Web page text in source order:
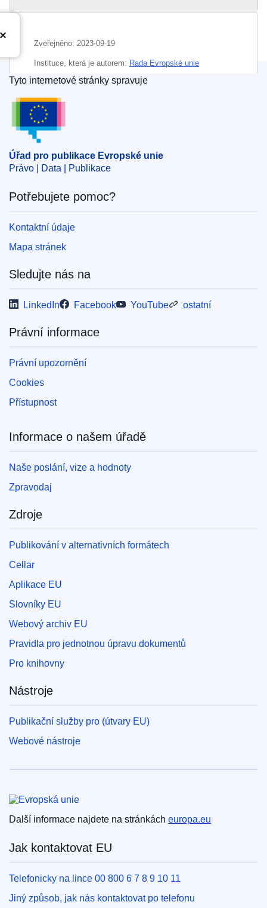
Zveřejněno: 2023-09-19
Instituce, která je autorem: Rada Evropské unie
IMMC : ST 12129 2023 INIT
Úřad pro publikace Evropské unie
Tyto internetové stránky spravuje
Úřad pro publikace Evropské unie
Právo | Data | Publikace
Potřebujete pomoc?
Kontaktní údaje
Mapa stránek
Sledujte nás na
LinkedIn Facebook YouTube ostatní
Právní informace
Právní upozornění
Cookies
Přístupnost
Informace o našem úřadě
Naše poslání, vize a hodnoty
Zpravodaj
Zdroje
Publikování v alternativních formátech
Cellar
Aplikace EU
Slovníky EU
Webový archiv EU
Pravidla pro jednotnou úpravu dokumentů
Pro knihovny
Nástroje
Publikační služby pro (útvary EU)
Webové nástroje
Další informace najdete na stránkách europa.eu
Jak kontaktovat EU
Telefonicky na lince 00 800 6 7 8 9 10 11
Jiný způsob, jak nás kontaktovat po telefonu